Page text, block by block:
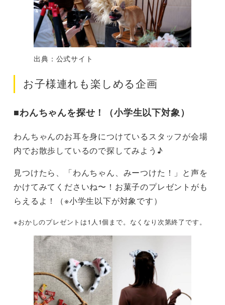
出典：公式サイト
お子様連れも楽しめる企画
■わんちゃんを探せ！（小学生以下対象）
わんちゃんのお耳を身につけているスタッフが会場
内でお散歩しているので探してみよう♪
見つけたら、「わんちゃん、みーつけた！」と声を
かけてみてくださいね〜！お菓子のプレゼントがも
らえるよ！（※小学生以下が対象です）
※おかしのプレゼントは1人1個まで。なくなり次第終了です。